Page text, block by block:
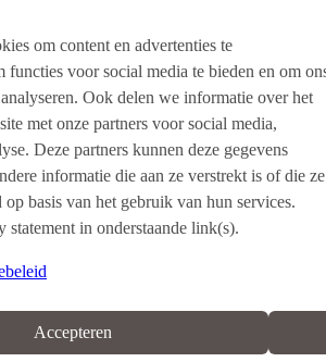
om content en advertenties te
functies voor social media te bieden en om
Ook delen we informatie over het
met onze partners voor social media,
Deze partners kunnen deze gegevens
informatie die aan ze verstrekt is of die ze
op basis van het gebruik van hun services.
in onderstaande link(s).
Accepteren
onderzoek